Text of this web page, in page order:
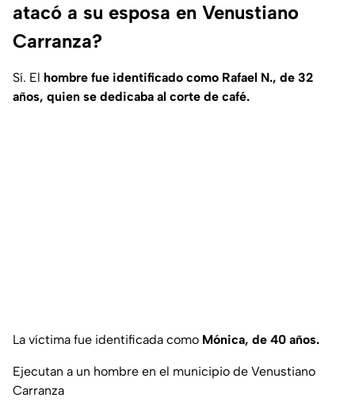
atacó a su esposa en Venustiano
Carranza?
Sí. El hombre fue identificado como Rafael N., de 32
años, quien se dedicaba al corte de café.
La víctima fue identificada como Mónica, de 40 años.
Ejecutan a un hombre en el municipio de Venustiano
Carranza